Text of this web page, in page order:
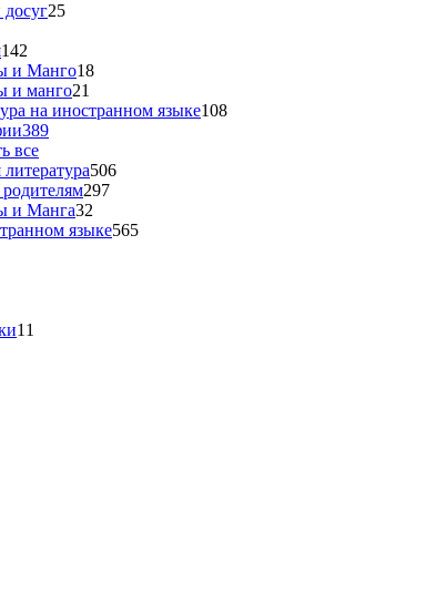
25
142
и Манго18
и манго21
на иностранном языке108
389
все
506
297
и Манга32
языке565
11